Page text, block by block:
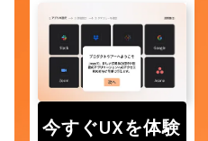
今すぐUXを体験